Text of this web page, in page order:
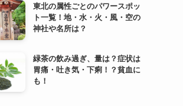
東北の属性ごとのパワースポッ
ト一覧！地・水・火・風・空の
神社や名所は？
緑茶の飲み過ぎ、量は？症状は
胃痛・吐き気・下痢！？貧血に
も！